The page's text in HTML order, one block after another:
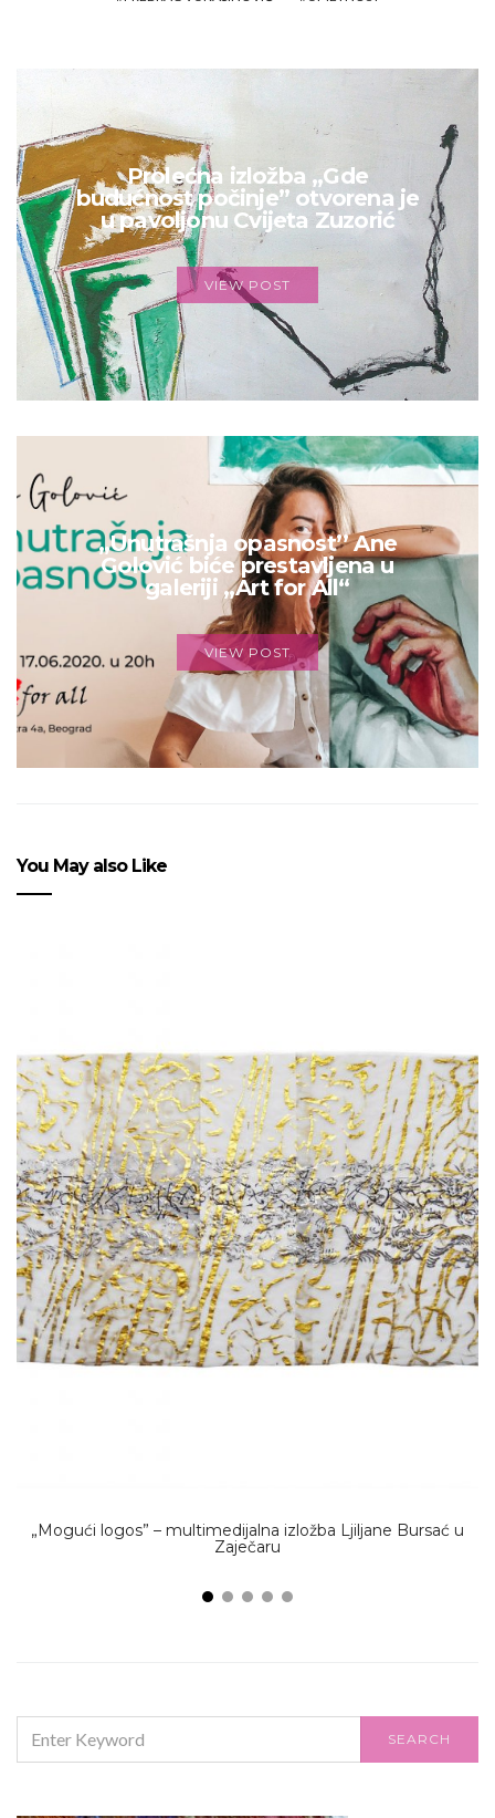
Prolećna izložba „Gde
budućnost počinje” otvorena je
u pavoljonu Cvijeta Zuzorić
VIEW POST
„Unutrašnja opasnost’’ Ane
Golović biće prestavljena u
galeriji „Art for All“
VIEW POST
You May also Like
„Mogući logos” – multimedijalna izložba Ljiljane Bursać u
Zaječaru
FOR:
SEARCH